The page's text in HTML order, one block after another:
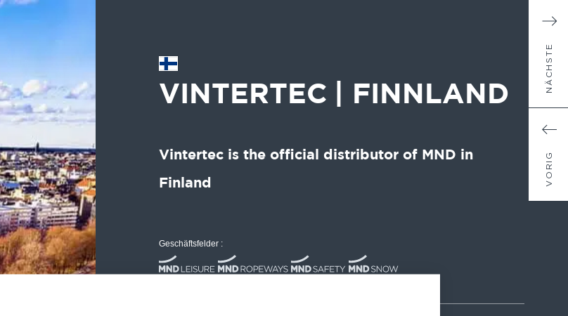
VORIG
NÄCHSTE
VINTERTEC | FINNLAND
Vintertec is the official distributor of MND in
Finland
Geschäftsfelder :